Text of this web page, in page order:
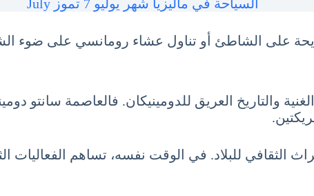
السياحة في ماليزيا شهر يوليو 7 تموز July
على الشاطئ أو تناول عشاء رومانسي على ضوء
والتاريخ العريق للدومينيكان. فالعاصمة سانتو
الثقافي للبلاد. في الوقت نفسه، تساهم الفعاليات